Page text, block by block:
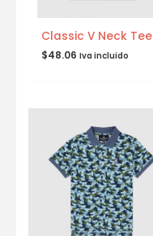
Classic V Neck Tee
$48.06 Iva incluido